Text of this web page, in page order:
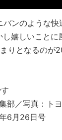
ンのような
嬉しいこと
りとなるのが
部／写真：ト
6月26日号